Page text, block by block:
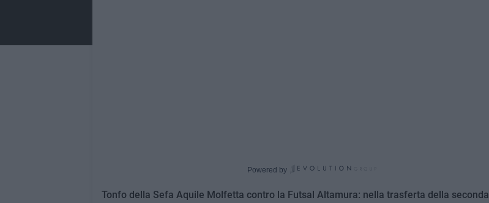
Powered by
Tonfo della Sefa Aquile Molfetta contro la Futsal Altamura: nella trasferta della seconda